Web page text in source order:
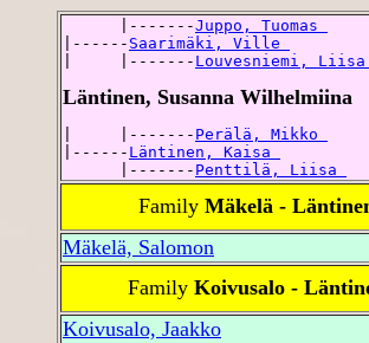
      |-------
Juppo, Tuomas
|------ Saarimäki, Ville
|     |------- Louvesniemi, Liisa
Läntinen, Susanna Wilhelmiina
|     |------- Perälä, Mikko
|------ Läntinen, Kaisa
      |-------
Penttilä, Liisa
Family Mäkelä -
Mäkelä, Salomon
Family Koivusalo -
Koivusalo, Jaakko